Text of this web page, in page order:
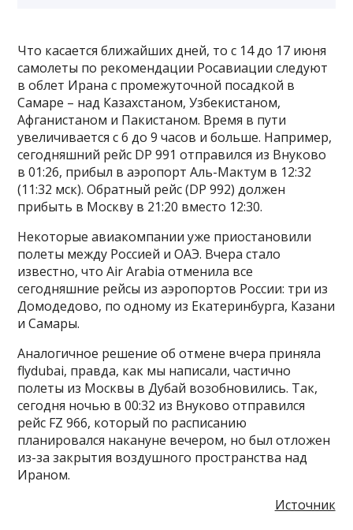
Что касается ближайших дней, то с 14 до 17 июня
самолеты по рекомендации Росавиации следуют
в облет Ирана с промежуточной посадкой в
Самаре – над Казахстаном, Узбекистаном,
Афганистаном и Пакистаном. Время в пути
увеличивается с 6 до 9 часов и больше. Например,
сегодняшний рейс DP 991 отправился из Внуково
в 01:26, прибыл в аэропорт Аль-Мактум в 12:32
(11:32 мск). Обратный рейс (DP 992) должен
прибыть в Москву в 21:20 вместо 12:30.
Некоторые авиакомпании уже приостановили
полеты между Россией и ОАЭ. Вчера стало
известно, что Air Arabia отменила все
сегодняшние рейсы из аэропортов России: три из
Домодедово, по одному из Екатеринбурга, Казани
и Самары.
Аналогичное решение об отмене вчера приняла
flydubai, правда, как мы написали, частично
полеты из Москвы в Дубай возобновились. Так,
сегодня ночью в 00:32 из Внуково отправился
рейс FZ 966, который по расписанию
планировался накануне вечером, но был отложен
из-за закрытия воздушного пространства над
Ираном.
Источник